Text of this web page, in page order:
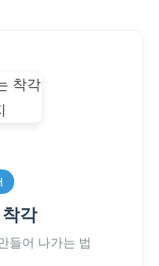
각
들어 나가는 법